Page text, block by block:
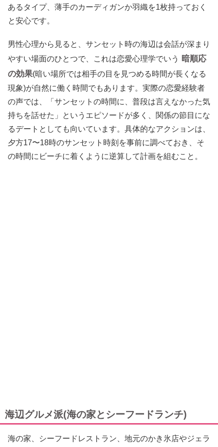
あるタイプ、薄手のカーディガンか羽織を1枚持っておく
と安心です。
男性心理から見ると、サンセット時の海辺は会話が深まり
やすい場面のひとつで、これは恋愛心理学でいう 暗順応
の効果(暗い場所では相手の目を見つめる時間が長くなる
現象)が自然に働く時間でもあります。実際の恋愛経験者
の声では、「サンセットの時間に、普段は言えなかった気
持ちを話せた」というエピソードが多く、関係の節目にな
るデートとしても向いています。具体的なアクションは、
夕方17〜18時のサンセット時刻を事前に調べておき、そ
の時間にビーチに着くように逆算して計画を組むこと。
海辺グルメ派(海の家とシーフードランチ)
海の家、シーフードレストラン、地元のかき氷店やジェラ